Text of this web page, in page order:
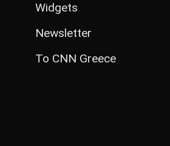
Widgets
Newsletter
Το CNN Greece